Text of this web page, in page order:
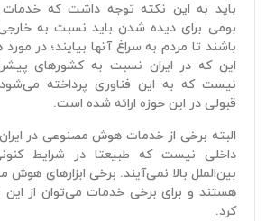
باید به این نکته توجه داشت که خدمات
بومی برای دیده شدن باید نسبت به
باشند تا مردم به سراغ آنها بیایند؛ در
این که در ایران نسبت به کشور‌های
نیست که به این فناوری پرداخته
قبولی در این حوزه ارائه شده است.
البته برخی از خدمات هوش مصنوعی در
داخلی نیست که طبیعتا در شرایط
بین‌الملل بالا نمی‌آیند. برخی ابزار‌های هوش
هستند و برای برخی خدمات می‌توان از این
کرد.